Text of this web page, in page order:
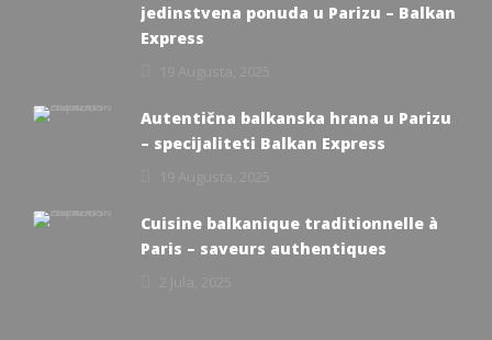
jedinstvena ponuda u Parizu – Balkan
Express
Autentična balkanska hrana u Parizu
– specijaliteti Balkan Express
Cuisine balkanique traditionnelle à
Paris – saveurs authentiques